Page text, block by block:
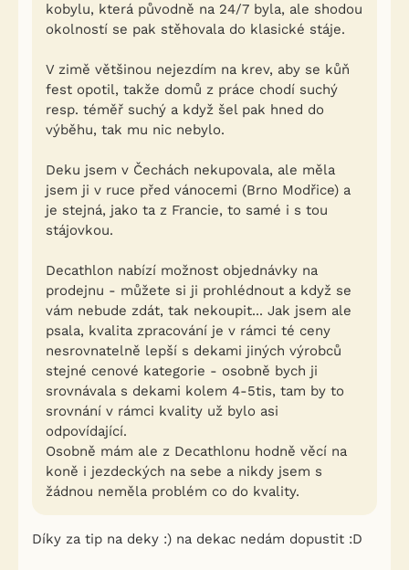
kobylu, která původně na 24/7 byla, ale shodou
okolností se pak stěhovala do klasické stáje.
V zimě většinou nejezdím na krev, aby se kůň
fest opotil, takže domů z práce chodí suchý
resp. téměř suchý a když šel pak hned do
výběhu, tak mu nic nebylo.
Deku jsem v Čechách nekupovala, ale měla
jsem ji v ruce před vánocemi (Brno Modřice) a
je stejná, jako ta z Francie, to samé i s tou
stájovkou.
Decathlon nabízí možnost objednávky na
prodejnu - můžete si ji prohlédnout a když se
vám nebude zdát, tak nekoupit... Jak jsem ale
psala, kvalita zpracování je v rámci té ceny
nesrovnatelně lepší s dekami jiných výrobců
stejné cenové kategorie - osobně bych ji
srovnávala s dekami kolem 4-5tis, tam by to
srovnání v rámci kvality už bylo asi
odpovídající.
Osobně mám ale z Decathlonu hodně věcí na
koně i jezdeckých na sebe a nikdy jsem s
žádnou neměla problém co do kvality.
Díky za tip na deky :) na dekac nedám dopustit :D